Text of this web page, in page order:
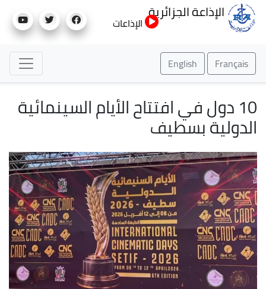
إلى
الإذاعة الجزائرية
الإذاعات
Français
English
10 دول في افتتاح الأيام السينمائية
الدولية بسطيف